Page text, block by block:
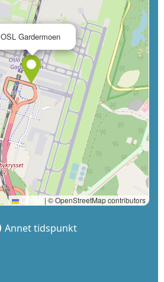
OSL Gardermoen
Leaflet | © OpenStreetMap contributors
Annet tidspunkt